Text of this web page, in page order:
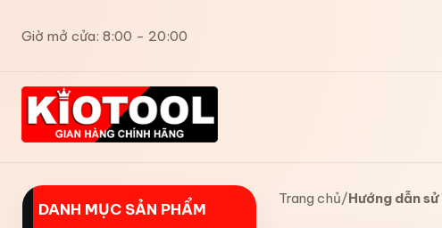
Giờ mở cửa: 8:00 - 20:00
DANH MỤC SẢN PHẨM
Trang chủ/Hướng dẫn